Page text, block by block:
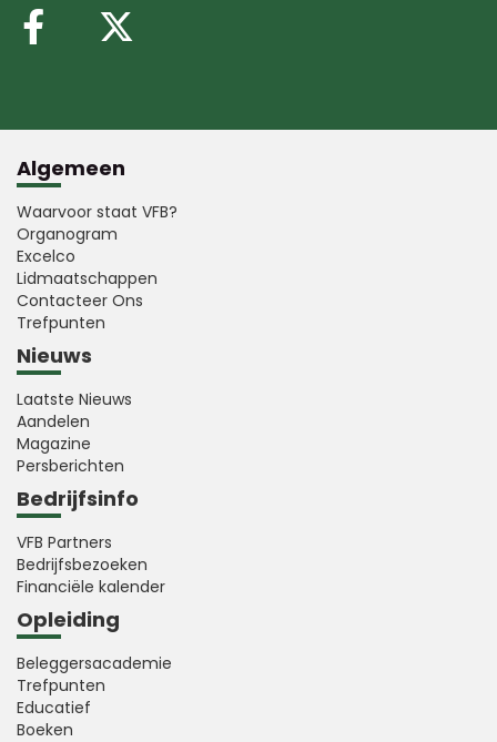
Volg ons op Facebook
Algemeen
Waarvoor staat VFB?
Organogram
Excelco
Lidmaatschappen
Contacteer Ons
Trefpunten
Nieuws
Laatste Nieuws
Aandelen
Magazine
Persberichten
Bedrijfsinfo
VFB Partners
Bedrijfsbezoeken
Financiële kalender
Opleiding
Beleggersacademie
Trefpunten
Educatief
Boeken